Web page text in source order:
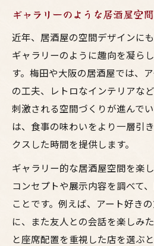
居酒屋で実践したい鶏
ギャラリーのような居酒屋空
近年、居酒屋の空間デザインにも
ギャラリーのように趣向を凝ら
す。梅田や大阪の居酒屋では、
の工夫、レトロなインテリアな
刺激される空間づくりが進んで
は、食事の味わいをより一層引
クスした時間を提供します。
ギャラリー的な居酒屋空間を楽
コンセプトや展示内容を調べて
ことです。例えば、アート好き
に、また友人との会話を楽しみ
と座席配置を重視した店を選ぶ